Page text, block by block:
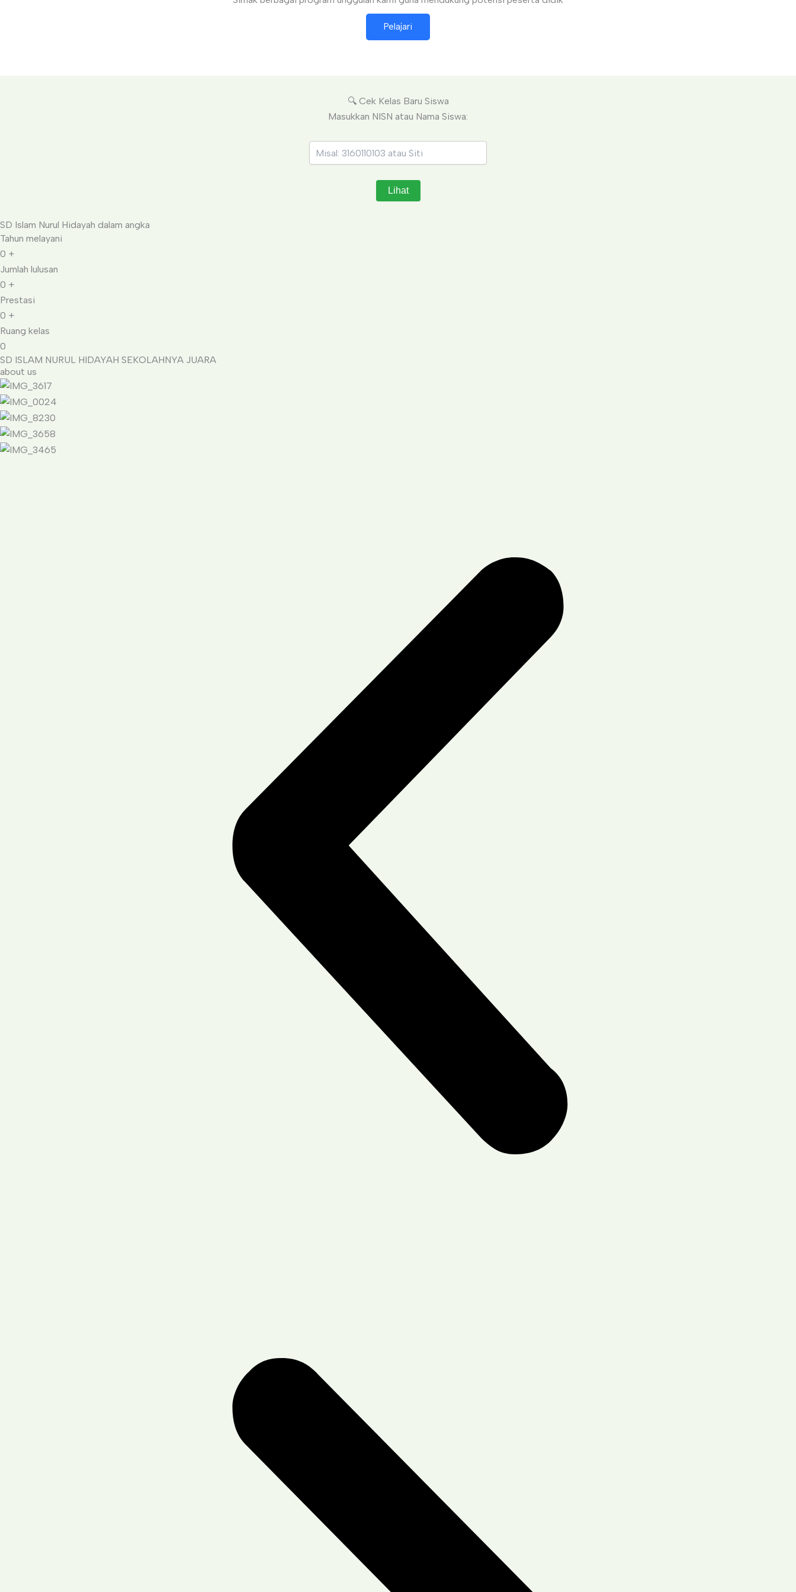
Pelajari
🔍 Cek Kelas Baru Siswa
Masukkan NISN atau Nama Siswa:
Lihat
SD Islam Nurul Hidayah dalam angka
Tahun melayani
0 +
Jumlah lulusan
0 +
Prestasi
0 +
Ruang kelas
0
SD ISLAM NURUL HIDAYAH SEKOLAHNYA JUARA
about us